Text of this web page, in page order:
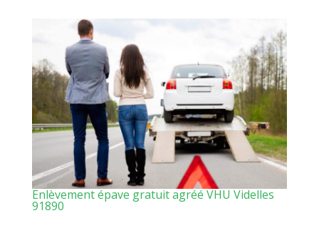
Enlèvement épave gratuit agréé VHU Videlles
91890